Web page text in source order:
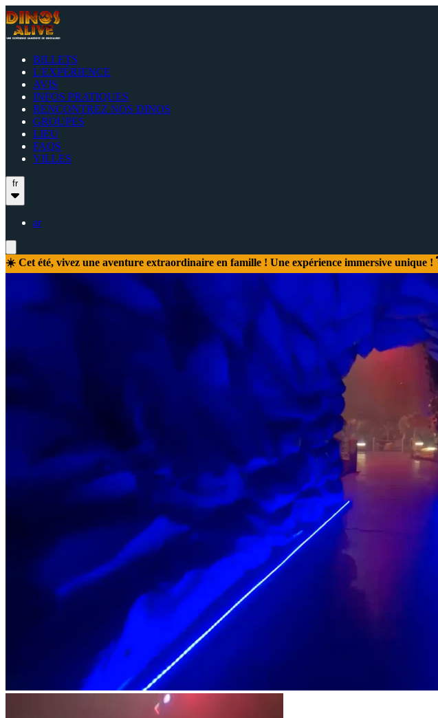
BILLETS
L'EXPÉRIENCE
AVIS
INFOS PRATIQUES
RENCONTREZ NOS DINOS
GROUPES
LIEU
FAQS
VILLES
fr
ar
☀️ Cet été, vivez une aventure extraordinaire en famille ! Une expérience immersive unique !